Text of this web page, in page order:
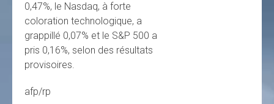
0,47%, le Nasdaq, à forte
coloration technologique, a
grappillé 0,07% et le S&P 500 a
pris 0,16%, selon des résultats
provisoires.
afp/rp